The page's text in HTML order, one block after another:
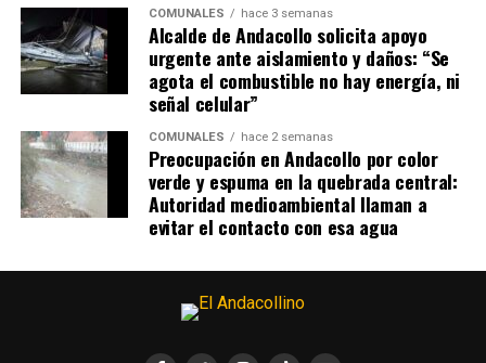
COMUNALES hace 3 semanas
Alcalde de Andacollo solicita apoyo
urgente ante aislamiento y daños: “Se
agota el combustible no hay energía, ni
señal celular”
COMUNALES hace 2 semanas
Preocupación en Andacollo por color
verde y espuma en la quebrada central:
Autoridad medioambiental llaman a
evitar el contacto con esa agua